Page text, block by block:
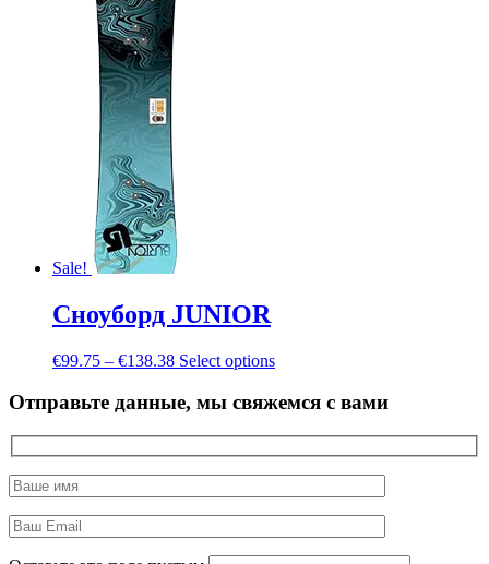
Sale!
Сноуборд JUNIOR
€99.75 – €138.38 Select options
Отправьте данные, мы свяжемся с вами